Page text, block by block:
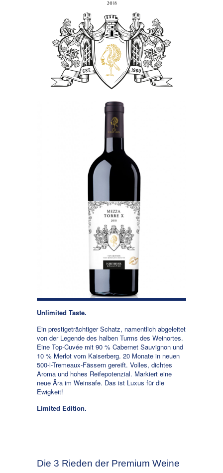
Unlimited Taste.
Ein prestigeträchtiger Schatz, namentlich abgeleitet
von der Legende des halben Turms des Weinortes.
Eine Top-Cuvée mit 90 % Cabernet Sauvignon und
10 % Merlot vom Kaiserberg. 20 Monate in neuen
500-l-Tremeaux-Fässern gereift. Volles, dichtes
Aroma und hohes Reifepotenzial. Markiert eine
neue Ära im Weinsafe. Das ist Luxus für die
Ewigkeit!
Limited Edition.
Die 3 Rieden der Premium Weine